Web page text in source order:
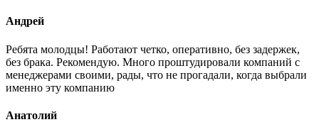
Андрей
Ребята молодцы! Работают четко, оперативно, без задержек,
без брака. Рекомендую. Много проштудировали компаний с
менеджерами своими, рады, что не прогадали, когда выбрали
именно эту компанию
Анатолий